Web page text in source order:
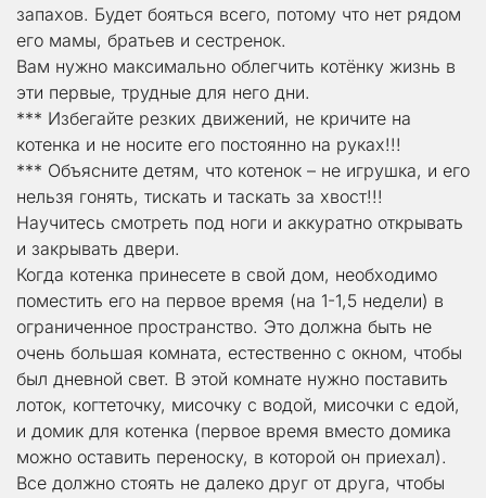
запахов. Будет бояться всего, потому что нет рядом
его мамы, братьев и сестренок.
Вам нужно максимально облегчить котёнку жизнь в
эти первые, трудные для него дни.
*** Избегайте резких движений, не кричите на
котенка и не носите его постоянно на руках!!!
*** Объясните детям, что котенок – не игрушка, и его
нельзя гонять, тискать и таскать за хвост!!!
Научитесь смотреть под ноги и аккуратно открывать
и закрывать двери.
Когда котенка принесете в свой дом, необходимо
поместить его на первое время (на 1-1,5 недели) в
ограниченное пространство. Это должна быть не
очень большая комната, естественно с окном, чтобы
был дневной свет. В этой комнате нужно поставить
лоток, когтеточку, мисочку с водой, мисочки с едой,
и домик для котенка (первое время вместо домика
можно оставить переноску, в которой он приехал).
Все должно стоять не далеко друг от друга, чтобы